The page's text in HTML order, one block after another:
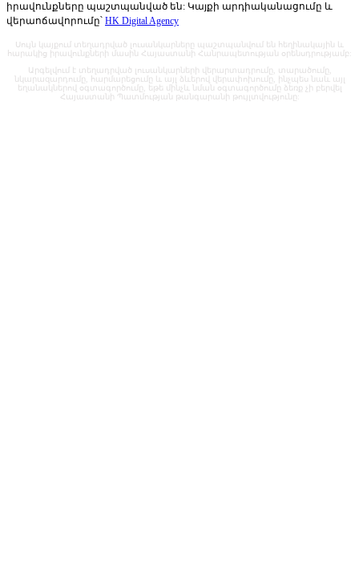
իրավունքները պաշտպանված են: Կայքի արդիականացումը և
վերաոճավորումը՝ HK Digital Agency
Սույն կայքում տեղադրված լուսանկարները պաշտպանվում են հեղինակային և
հարակից իրավունքների մասին Հայաստանի Հանրապետության օրենսդրությամբ:
Արգելվում է տեղադրված լուսանկարների վերարտադրումը, տարածումը,
նկարազարդումը, հարմարեցումը և այլ ձևերով վերափոխումը, ինչպես նաև այլ
եղանակներով օգտագործումը, եթե մինչև նման օգտագործումը ձեռք չի բերվել
Հայաստանի Պատմության թանգարանի թույլտվությունը: